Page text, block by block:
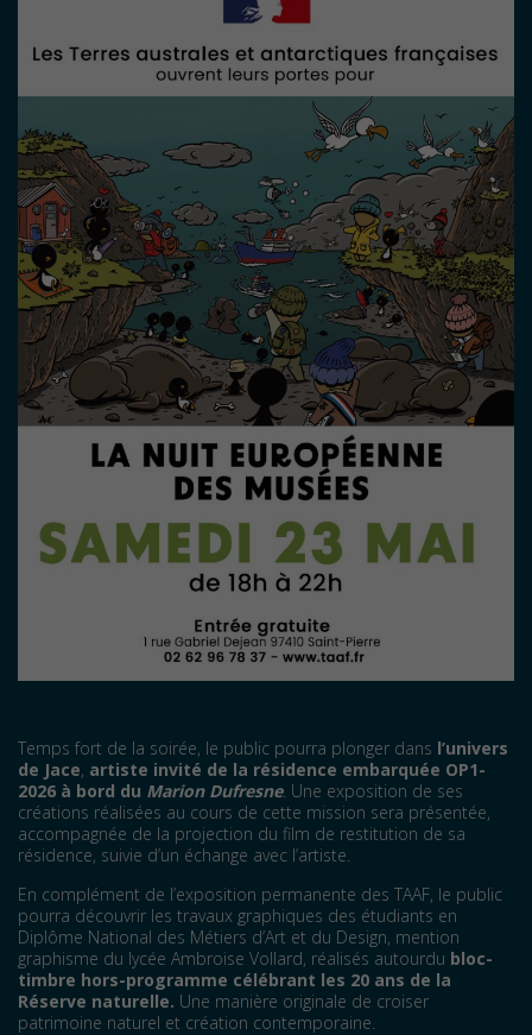
Temps fort de la soirée, le public pourra plonger dans l’univers
de Jace, artiste invité de la résidence embarquée OP1-
2026 à bord du Marion Dufresne. Une exposition de ses
créations réalisées au cours de cette mission sera présentée,
accompagnée de la projection du film de restitution de sa
résidence, suivie d’un échange avec l’artiste.
En complément de l’exposition permanente des TAAF, le public
pourra découvrir les travaux graphiques des étudiants en
Diplôme National des Métiers d’Art et du Design, mention
graphisme du lycée Ambroise Vollard, réalisés autourdu bloc-
timbre hors-programme célébrant les 20 ans de la
Réserve naturelle. Une manière originale de croiser
patrimoine naturel et création contemporaine.